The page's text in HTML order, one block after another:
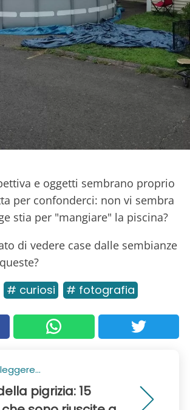
e oggetti sembrano proprio
per confonderci: non vi sembra
stia per "mangiare" la piscina?
di vedere case dalle sembianze
# curiosi # fotografia
pigrizia: 15